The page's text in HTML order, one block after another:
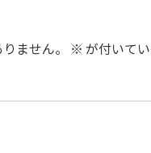
ません。 ※ が付いて